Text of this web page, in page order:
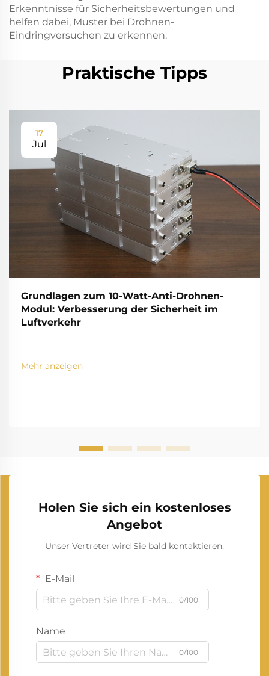
Erkenntnisse für Sicherheitsbewertungen und
helfen dabei, Muster bei Drohnen-
Eindringversuchen zu erkennen.
Praktische Tipps
17
Jul
Grundlagen zum 10-Watt-Anti-Drohnen-
Modul: Verbesserung der Sicherheit im
Luftverkehr
Mehr anzeigen
Holen Sie sich ein kostenloses
Angebot
Unser Vertreter wird Sie bald kontaktieren.
E-Mail
0/100
Name
0/100